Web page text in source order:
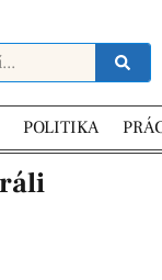
POLITIKA